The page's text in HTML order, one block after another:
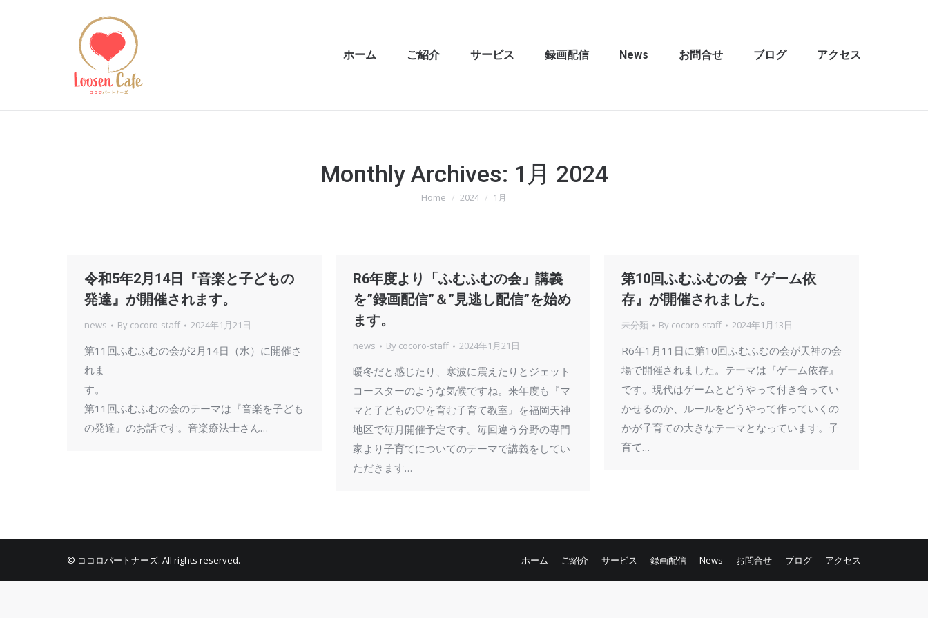
ホーム ご紹介 サービス 録画配信 News お問合せ ブログ アクセス
Monthly Archives: 1月 2024
You are here:
Home 2024 1月
令和5年2月14日『音楽と子どもの
発達』が開催されます。
news By cocoro-staff 2024年1月21日
第11回ふむふむの会が2月14日（水）に開催さ
れま
す。
第11回ふむふむの会のテーマは『音楽を子ども
の発達』のお話です。音楽療法士さん…
R6年度より「ふむふむの会」講義
を”録画配信”＆”見逃し配信”を始め
ます。
news By cocoro-staff 2024年1月21日
暖冬だと感じたり、寒波に震えたりとジェット
コースターのような気候ですね。来年度も『マ
マと子どもの♡を育む子育て教室』を福岡天神
地区で毎月開催予定です。毎回違う分野の専門
家より子育てについてのテーマで講義をしてい
ただきます…
第10回ふむふむの会『ゲーム依
存』が開催されました。
未分類 By cocoro-staff 2024年1月13日
R6年1月11日に第10回ふむふむの会が天神の会
場で開催されました。テーマは『ゲーム依存』
です。現代はゲームとどうやって付き合ってい
かせるのか、ルールをどうやって作っていくの
かが子育ての大きなテーマとなっています。子
育て…
© ココロパートナーズ. All rights reserved. ホーム ご紹介 サービス 録画配信 News お問合せ ブログ アクセス